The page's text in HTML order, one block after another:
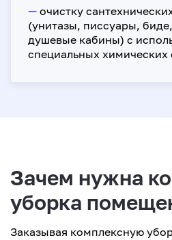
— очистку
(унитазы, писсуары,
душевые кабины) с
специальных химических
Зачем нужна
уборка
Заказывая комплексную